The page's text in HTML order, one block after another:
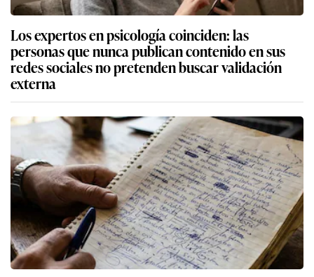
Los expertos en psicología coinciden: las
personas que nunca publican contenido en sus
redes sociales no pretenden buscar validación
externa